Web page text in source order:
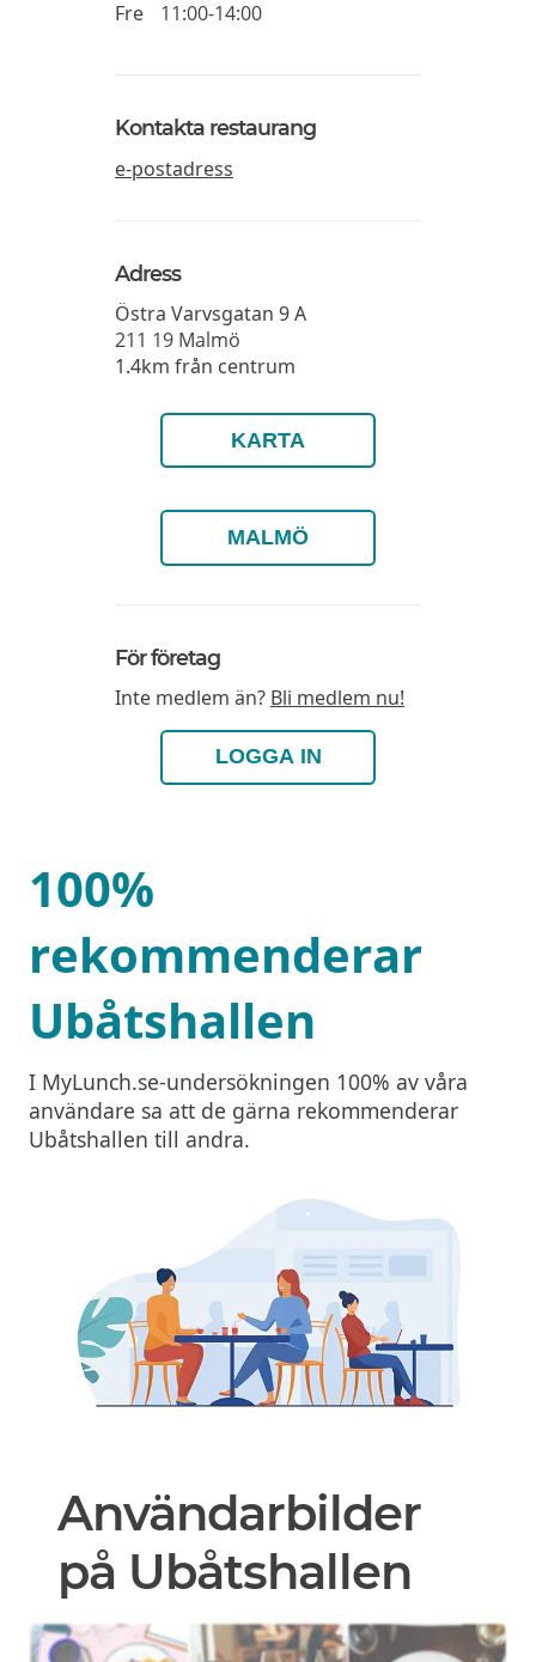
Fre 11:00-14:00
Kontakta restaurang
e-postadress
Adress
Östra Varvsgatan 9 A
211 19 Malmö
1.4km från centrum
KARTA
MALMÖ
För företag
Inte medlem än? Bli medlem nu!
LOGGA IN
100%
rekommenderar
Ubåtshallen
I MyLunch.se-undersökningen 100% av våra
användare sa att de gärna rekommenderar
Ubåtshallen till andra.
Användarbilder
på Ubåtshallen